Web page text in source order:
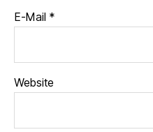
E-Mail *
Website